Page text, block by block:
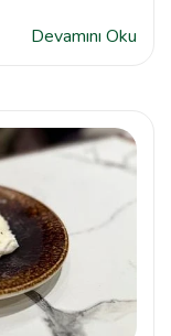
Devamını Oku